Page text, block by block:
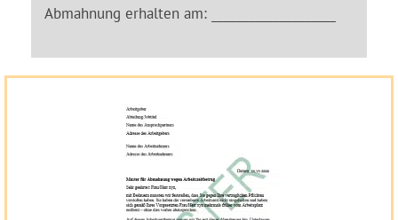
Abmahnung erhalten am: ____________________